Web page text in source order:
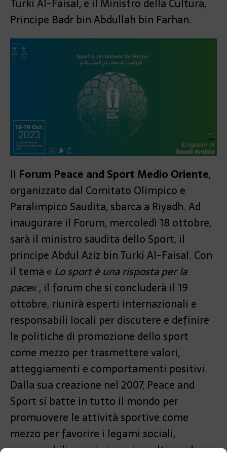
Turki Al-Faisal, e il Ministro della Cultura,
Principe Badr bin Abdullah bin Farhan.
Il Forum Peace and Sport Medio Oriente,
organizzato dal Comitato Olimpico e
Paralimpico Saudita, sbarca a Riyadh. Ad
inaugurare il Forum, mercoledì 18 ottobre,
sarà il ministro saudita dello Sport, il
principe Abdul Aziz bin Turki Al-Faisal. Con
il tema « Lo sport è una risposta per la
pace« , il forum che si concluderà il 19
ottobre, riunirà esperti internazionali e
responsabili locali per discutere e definire
le politiche di promozione dello sport
come mezzo per trasmettere valori,
atteggiamenti e comportamenti positivi.
Dalla sua creazione nel 2007, Peace and
Sport si batte in tutto il mondo per
promuovere le attività sportive come
mezzo per favorire i legami sociali,
responsabilizzare i giovani e coltivare la